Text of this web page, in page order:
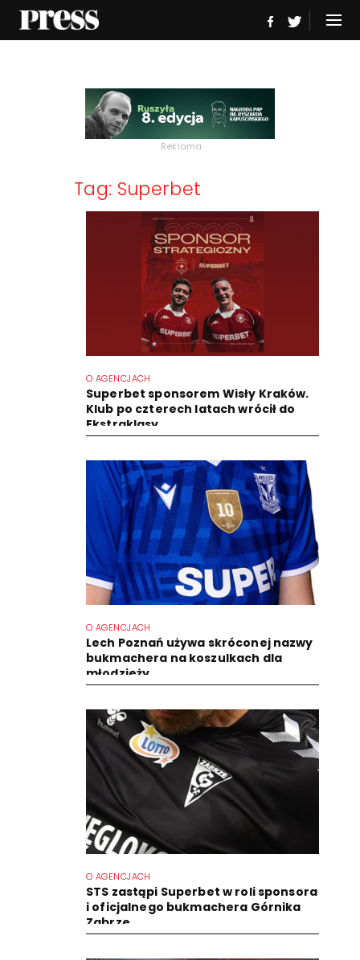
Reklama
Tag: Superbet
O AGENCJACH
Superbet sponsorem Wisły Kraków.
Klub po czterech latach wrócił do
Ekstraklasy
O AGENCJACH
Lech Poznań używa skróconej nazwy
bukmachera na koszulkach dla
młodzieży
O AGENCJACH
STS zastąpi Superbet w roli sponsora
i oficjalnego bukmachera Górnika
Zabrze